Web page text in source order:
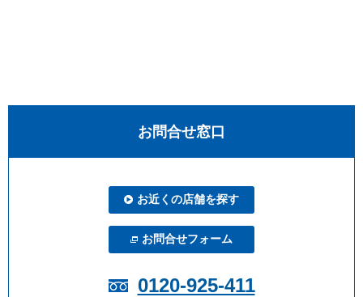
お問合せ窓口
お近くの店舗を探す
お問合せフォーム
0120-925-411